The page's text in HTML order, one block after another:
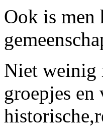
Ook is men
Niet weinig
groepjes